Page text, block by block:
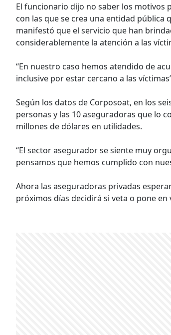
El funcionario dijo no saber los motivos
con las que se crea una entidad pública
manifestó que el servicio que han
considerablemente la atención a las
“En nuestro caso hemos atendido de
inclusive por estar cercano a las
Según los datos de Corposoat, en los
personas y las 10 aseguradoras que lo
millones de dólares en utilidades.
“El sector asegurador se siente muy
pensamos que hemos cumplido con
Ahora las aseguradoras privadas
próximos días decidirá si veta o pone